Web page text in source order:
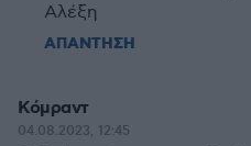
Αλέξη
ΑΠΑΝΤΗΣΗ
Κόμραντ
04.08.2023, 12:45